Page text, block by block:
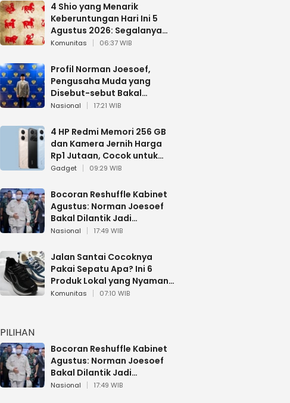
4 Shio yang Menarik
Keberuntungan Hari Ini 5
Agustus 2026: Segalanya
Berjalan Lancar
Komunitas 06:37 WIB
Profil Norman Joesoef,
Pengusaha Muda yang
Disebut-sebut Bakal
Dilantik Jadi Wamenhan RI
Nasional 17:21 WIB
4 HP Redmi Memori 256 GB
dan Kamera Jernih Harga
Rp1 Jutaan, Cocok untuk
Multitasking
Gadget 09:29 WIB
Bocoran Reshuffle Kabinet
Agustus: Norman Joesoef
Bakal Dilantik Jadi
Wamenhan RI
Nasional 17:49 WIB
Jalan Santai Cocoknya
Pakai Sepatu Apa? Ini 6
Produk Lokal yang Nyaman
Buat 17 Agustusan
Komunitas 07:10 WIB
PILIHAN
Bocoran Reshuffle Kabinet
Agustus: Norman Joesoef
Bakal Dilantik Jadi
Wamenhan RI
Nasional 17:49 WIB